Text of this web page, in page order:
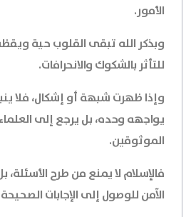
الأمور.
وبذكر الله تبقى القلوب حية
للتأثر بالشكوك والانحرافات.
وإذا ظهرت شبهة أو إشكال، فلا
يواجهه وحده، بل يرجع إلى
الموثوقين.
فالإسلام لا يمنع من طرح
الآمن للوصول إلى الإجابات